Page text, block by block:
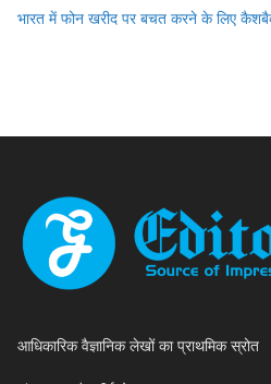
भारत में फोन खरीद पर बचत करने के लिए
आधिकारिक वैज्ञानिक लेखों का प्राथमिक स्रोत